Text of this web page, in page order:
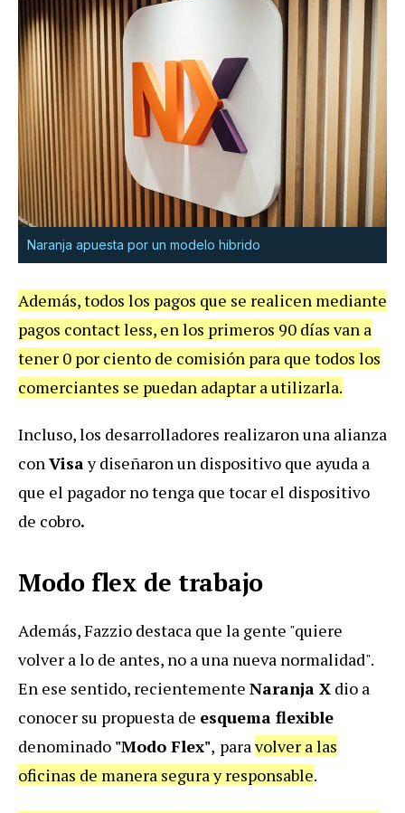
Naranja apuesta por un modelo hibrido
Además, todos los pagos que se realicen mediante
pagos contact less, en los primeros 90 días van a
tener 0 por ciento de comisión para que todos los
comerciantes se puedan adaptar a utilizarla.
Incluso, los desarrolladores realizaron una alianza
conVisay diseñaron un dispositivo que ayuda a
que el pagador no tenga que tocar el dispositivo
de cobro.
Modo flex de trabajo
Además, Fazzio destaca que la gente "quiere
volver a lo de antes, no a una nueva normalidad".
En ese sentido, recientemente Naranja X dio a
conocer su propuesta de esquema flexible
denominado "Modo Flex", paravolver a las
oficinas de manera segura y responsable.